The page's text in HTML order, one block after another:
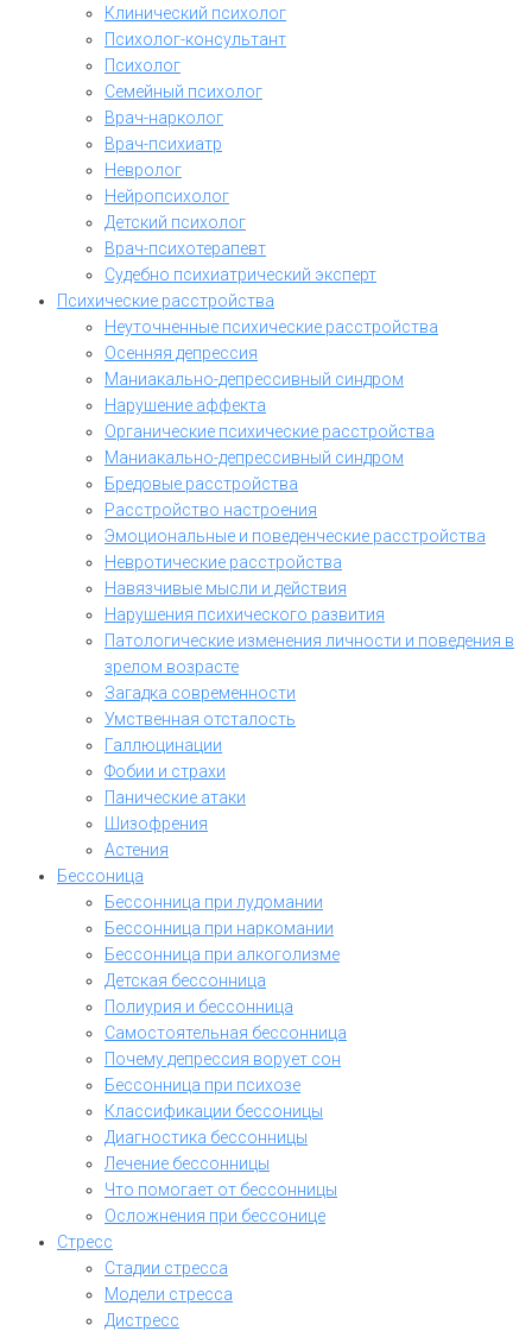
Клинический психолог
Психолог-консультант
Психолог
Семейный психолог
Врач-нарколог
Врач-психиатр
Невролог
Нейропсихолог
Детский психолог
Врач-психотерапевт
Судебно психиатрический эксперт
Психические расстройства
Неуточненные психические расстройства
Осенняя депрессия
Маниакально-депрессивный синдром
Нарушение аффекта
Органические психические расстройства
Маниакально-депрессивный синдром
Бредовые расстройства
Расстройство настроения
Эмоциональные и поведенческие расстройства
Невротические расстройства
Навязчивые мысли и действия
Нарушения психического развития
Патологические изменения личности и поведения в
зрелом возрасте
Загадка современности
Умственная отсталость
Галлюцинации
Фобии и страхи
Панические атаки
Шизофрения
Астения
Бессоница
Бессонница при лудомании
Бессонница при наркомании
Бессонница при алкоголизме
Детская бессонница
Полиурия и бессонница
Самостоятельная бессонница
Почему депрессия ворует сон
Бессонница при психозе
Классификации бессоницы
Диагностика бессонницы
Лечение бессонницы
Что помогает от бессонницы
Осложнения при бессонице
Стресс
Стадии стресса
Модели стресса
Дистресс